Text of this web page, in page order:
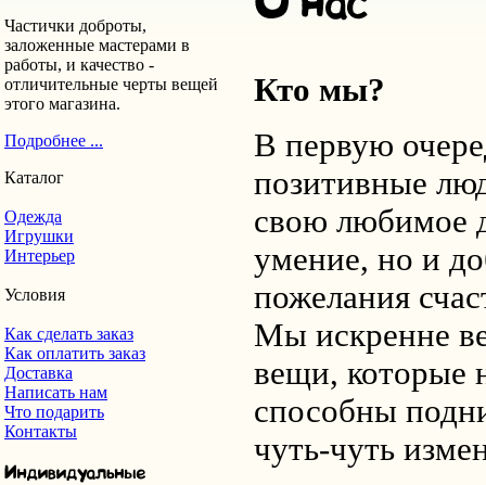
Частички доброты,
заложенные мастерами в
работы, и качество -
отличительные черты вещей
этого магазина.
Подробнее ...
Каталог
Одежда
Игрушки
Интерьер
Условия
Как сделать заказ
Как оплатить заказ
Доставка
Написать нам
Что подарить
Контакты
Кто мы?
В первую
позитивные
свою любимое
умение, но и
пожелания
Мы искренне
вещи, которые
способны
чуть-чуть